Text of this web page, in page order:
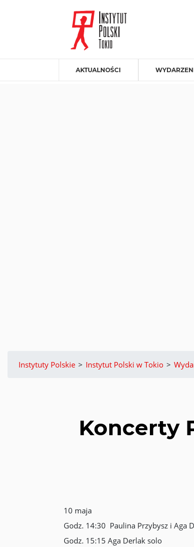
AKTUALNOŚCI
Instytuty Polskie > Instytut Polski w Tokio >
Koncerty
10 maja
Godz. 14:30 Paulina Przybysz i Aga
Godz. 15:15 Aga Derlak solo